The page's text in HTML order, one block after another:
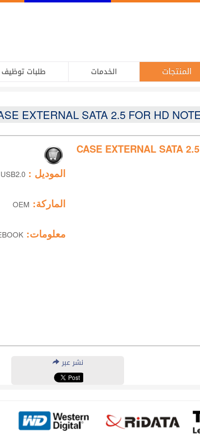
المنتجات الخدمات طلبات توظيف
CASE EXTERNAL SATA
الموديل :
الماركة: OEM
معلومات:
نشر عبر